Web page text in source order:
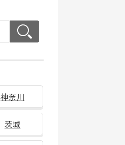
神奈川
茨城